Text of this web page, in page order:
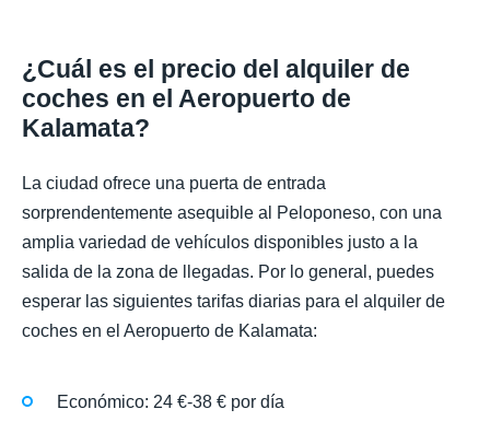
¿Cuál es el precio del alquiler de
coches en el Aeropuerto de
Kalamata?
La ciudad ofrece una puerta de entrada
sorprendentemente asequible al Peloponeso, con una
amplia variedad de vehículos disponibles justo a la
salida de la zona de llegadas. Por lo general, puedes
esperar las siguientes tarifas diarias para el alquiler de
coches en el Aeropuerto de Kalamata:
Económico: 24 €-38 € por día